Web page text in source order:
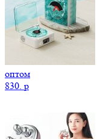
оптом
830. p